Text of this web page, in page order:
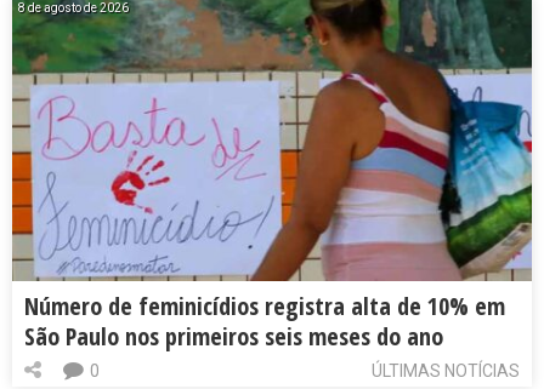
8 de agosto de 2026
Número de feminicídios registra alta de 10% em
São Paulo nos primeiros seis meses do ano
ÚLTIMAS NOTÍCIAS
0